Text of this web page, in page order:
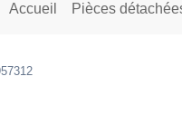
Accueil Pièces